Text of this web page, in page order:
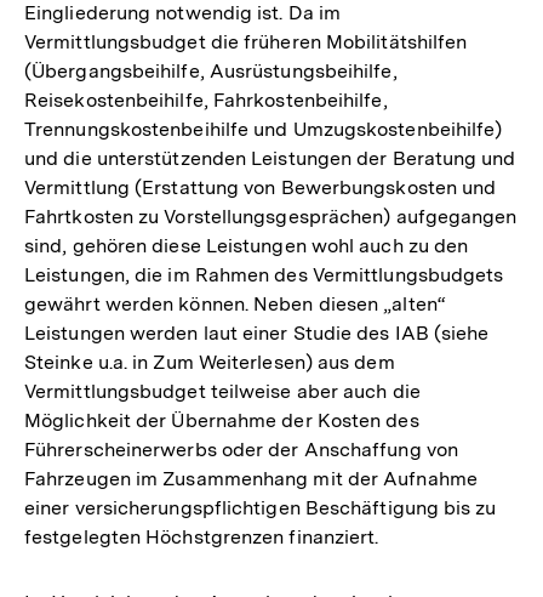
Eingliederung notwendig ist. Da im
Vermittlungsbudget die früheren Mobilitätshilfen
(Übergangsbeihilfe, Ausrüstungsbeihilfe,
Reisekostenbeihilfe, Fahrkostenbeihilfe,
Trennungskostenbeihilfe und Umzugskostenbeihilfe)
und die unterstützenden Leistungen der Beratung und
Vermittlung (Erstattung von Bewerbungskosten und
Fahrtkosten zu Vorstellungsgesprächen) aufgegangen
sind, gehören diese Leistungen wohl auch zu den
Leistungen, die im Rahmen des Vermittlungsbudgets
gewährt werden können. Neben diesen „alten“
Leistungen werden laut einer Studie des IAB (siehe
Steinke u.a. in Zum Weiterlesen) aus dem
Vermittlungsbudget teilweise aber auch die
Möglichkeit der Übernahme der Kosten des
Führerscheinerwerbs oder der Anschaffung von
Fahrzeugen im Zusammenhang mit der Aufnahme
einer versicherungspflichtigen Beschäftigung bis zu
festgelegten Höchstgrenzen finanziert.